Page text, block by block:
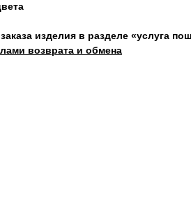
изделия в разделе «услуга
возврата и обмена